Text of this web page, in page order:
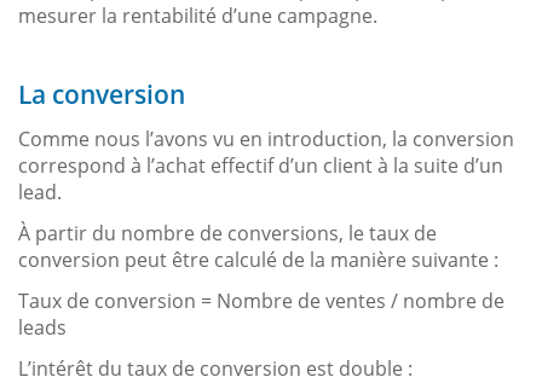
mesurer la rentabilité d’une campagne.
La conversion
Comme nous l’avons vu en introduction, la conversion
correspond à l’achat effectif d’un client à la suite d’un
lead.
À partir du nombre de conversions, le taux de
conversion peut être calculé de la manière suivante :
Taux de conversion = Nombre de ventes / nombre de
leads
L’intérêt du taux de conversion est double :